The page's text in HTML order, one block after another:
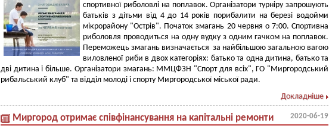
спортивної риболовлі на поплавок. Організатори турніру запрошують
батьків з дітьми від 4 до 14 років порибалити на березі водойми
мікрорайону "Острів". Початок змагань 20 червня о 7:00. Спортивна
риболовля проводиться на одну вудку з одним гачком на поплавок.
Переможець змагань визначається за найбільшою загальною вагою
виловленої риби в двох категоріях: батько та одна дитина, батько та
дві дитина і більше. Організатори змагань: ММЦФЗН "Спорт для всіх", ГО "Миргородський
рибальський клуб" та відділ молоді і спорту Миргородської міської ради.
Докладніше
Миргород отримає співфінансування на капітальні ремонти 2020-06-19